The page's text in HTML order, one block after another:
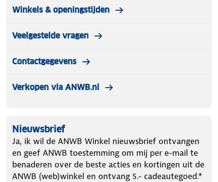
Winkels & openingstijden
Veelgestelde vragen
Contactgegevens
Verkopen via ANWB.nl
Nieuwsbrief
Ja, ik wil de ANWB Winkel nieuwsbrief ontvangen
en geef ANWB toestemming om mij per e-mail te
benaderen over de beste acties en kortingen uit de
ANWB (web)winkel en ontvang 5.- cadeautegoed.*